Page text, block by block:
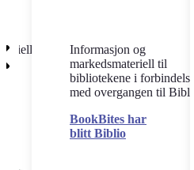
Informasjon og
markedsmateriell til
bibliotekene i forbindelse
med overgangen til Biblio
BookBites har
blitt Biblio